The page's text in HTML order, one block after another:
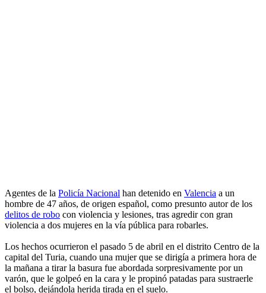
Agentes de la Policía Nacional han detenido en Valencia a un
hombre de 47 años, de origen español, como presunto autor de los
delitos de robo con violencia y lesiones, tras agredir con gran
violencia a dos mujeres en la vía pública para robarles.
Los hechos ocurrieron el pasado 5 de abril en el distrito Centro de la
capital del Turia, cuando una mujer que se dirigía a primera hora de
la mañana a tirar la basura fue abordada sorpresivamente por un
varón, que le golpeó en la cara y le propinó patadas para sustraerle
el bolso, dejándola herida tirada en el suelo.